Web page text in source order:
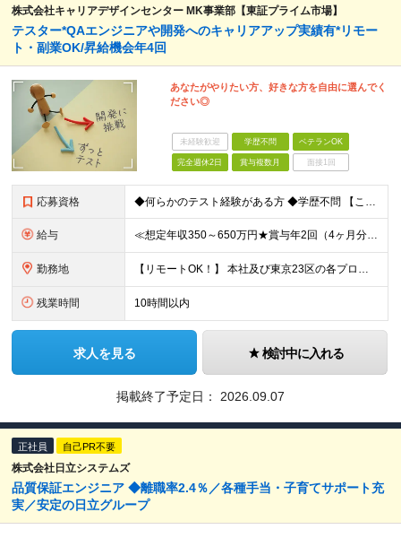
株式会社キャリアデザインセンター MK事業部【東証プライム市場】
テスター*QAエンジニアや開発へのキャリアアップ実績有*リモー
ト・副業OK/昇給機会年4回
あなたがやりたい方、好きな方を自由に選んでく
ださい◎
未経験歓迎 学歴不問 ベテランOK
完全週休2日 賞与複数月 面接1回
応募資格 ◆何らかのテスト経験がある方 ◆学歴不問 【こんな方をお待ちしています！】 ■上場企業×複数事業運営の安定基盤のもと、着実にスキルアップをしてきたい ■幅広いプロジェクトの経験を通じて、キャリアの選
給与 ≪想定年収350～650万円★賞与年2回（4ヶ月分）★≫ 月給23万円～41.5万円＋賞与年2回（4カ月分）＋各種手当＋残業代全額支給 ※試用期間は3ヶ月。その間の給与・待遇に差異はありません ＼明
勤務地 【リモートOK！】 本社及び東京23区の各プロジェクト先での勤務となります ※転居を伴う転勤はありません 本社／東京都港区赤坂3-21-20 赤坂ロングビーチビル ★就業場所の変更の範囲：会社が定
残業時間 10時間以内
求人を見る 検討中に入れる
掲載終了予定日： 2026.09.07
正社員 自己PR不要
株式会社日立システムズ
品質保証エンジニア ◆離職率2.4％／各種手当・子育てサポート充
実／安定の日立グループ